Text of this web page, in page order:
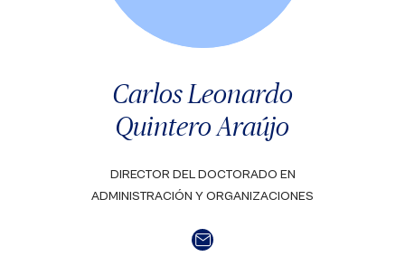
Carlos Leonardo
Quintero Araújo
DIRECTOR DEL DOCTORADO EN
ADMINISTRACIÓN Y ORGANIZACIONES